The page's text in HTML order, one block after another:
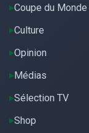
Coupe du
Culture
Opinion
Médias
Sélection TV
Shop